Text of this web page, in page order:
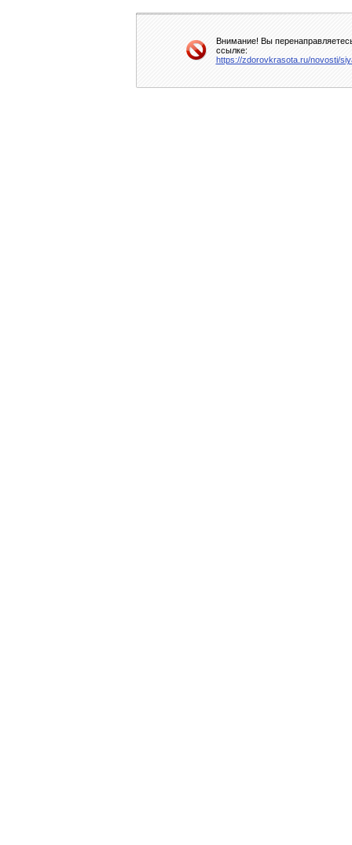
Внимание! Вы
ссылке:
https://zdorovkrasota.ru/novosti/